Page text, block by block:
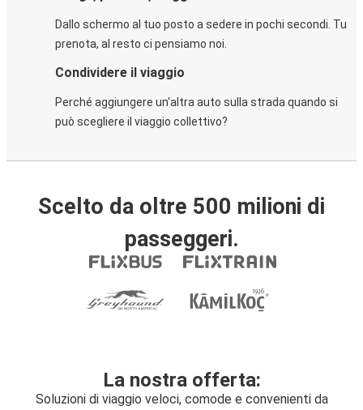
Dallo schermo al tuo posto a sedere in pochi secondi. Tu
prenota, al resto ci pensiamo noi.
Condividere il viaggio
Perché aggiungere un'altra auto sulla strada quando si
può scegliere il viaggio collettivo?
Scelto da oltre 500 milioni di
passeggeri.
La nostra offerta:
Soluzioni di viaggio veloci, comode e convenienti da